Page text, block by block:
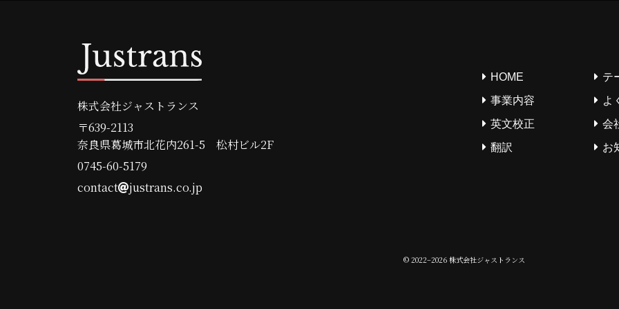
株式会社ジャストランス
〒639-2113
奈良県葛城市北花内261-5 松村ビル2F
0745-60-5179
contact
justrans.co.jp
HOME
事業内容
英文校正
翻訳
テ
よ
会
お
© 2022–2026 株式会社ジャストランス